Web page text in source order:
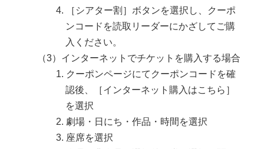
4. ［シアター割］ボタンを選択し、クーポ
ンコードを読取リーダーにかざしてご購
入ください。
（3）インターネットでチケットを購入する場合
1. クーポンページにてクーポンコードを確
認後、［インターネット購入はこちら］
を選択
2. 劇場・日にち・作品・時間を選択
3. 座席を選択